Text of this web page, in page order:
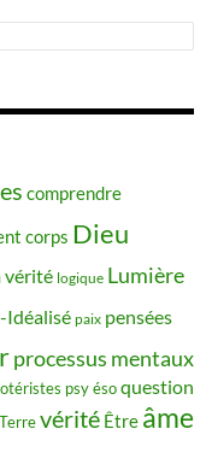
comprendre
corps Dieu
vérité logique Lumière
Idéalisé paix pensées
processus mentaux
psy ésoquestion
Terrevérité Être âme